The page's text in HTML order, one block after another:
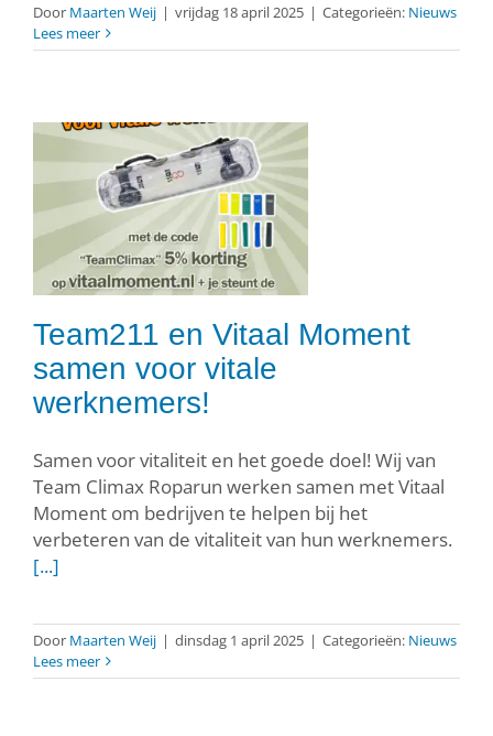
Door Maarten Weij | vrijdag 18 april 2025 | Categorieën: Nieuws
Lees meer
Team211 en Vitaal Moment
samen voor vitale
werknemers!
Samen voor vitaliteit en het goede doel! Wij van
Team Climax Roparun werken samen met Vitaal
Moment om bedrijven te helpen bij het
verbeteren van de vitaliteit van hun werknemers.
[...]
Door Maarten Weij | dinsdag 1 april 2025 | Categorieën: Nieuws
Lees meer